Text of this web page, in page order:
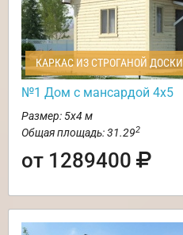
КАРКАС ИЗ СТРОГАНОЙ ДОСКИ
№1 Дом с мансардой 4х5
Размер: 5х4 м
Общая площадь: 31.292
от 1289400